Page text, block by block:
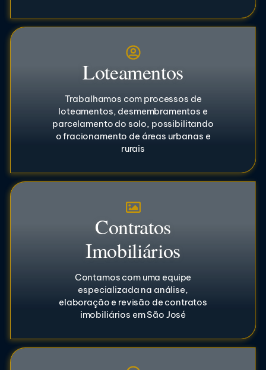
Loteamentos
Trabalhamos com processos de
loteamentos, desmembramentos e
parcelamento do solo, possibilitando
o fracionamento de áreas urbanas e
rurais
Contratos
Imobiliários
Contamos com uma equipe
especializada na análise,
elaboração e revisão de contratos
imobiliários em São José